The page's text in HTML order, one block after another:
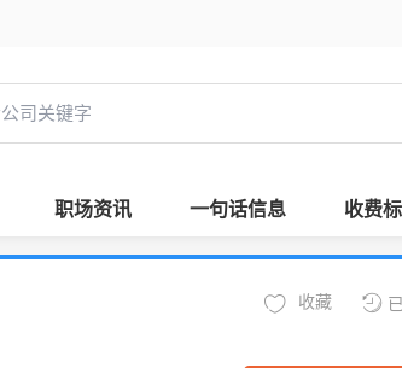
职场资讯 一句话信息 收费
收藏